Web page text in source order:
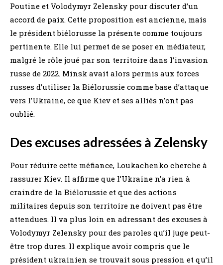
Poutine et Volodymyr Zelensky pour discuter d’un
accord de paix. Cette proposition est ancienne, mais
le président biélorusse la présente comme toujours
pertinente. Elle lui permet de se poser en médiateur,
malgré le rôle joué par son territoire dans l’invasion
russe de 2022. Minsk avait alors permis aux forces
russes d’utiliser la Biélorussie comme base d’attaque
vers l’Ukraine, ce que Kiev et ses alliés n’ont pas
oublié.
Des excuses adressées à Zelensky
Pour réduire cette méfiance, Loukachenko cherche à
rassurer Kiev. Il affirme que l’Ukraine n’a rien à
craindre de la Biélorussie et que des actions
militaires depuis son territoire ne doivent pas être
attendues. Il va plus loin en adressant des excuses à
Volodymyr Zelensky pour des paroles qu’il juge peut-
être trop dures. Il explique avoir compris que le
président ukrainien se trouvait sous pression et qu’il